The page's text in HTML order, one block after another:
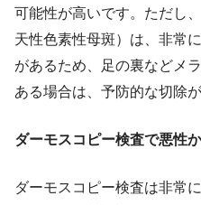
可能性が高いです。ただし
天性色素性母斑）は、非常
があるため、足の裏などメ
ある場合は、予防的な切除
ダーモスコピー検査で悪性
ダーモスコピー検査は非常